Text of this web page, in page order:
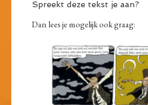
Spreekt deze tekst je aan?
Dan lees je mogelijk ook graag: